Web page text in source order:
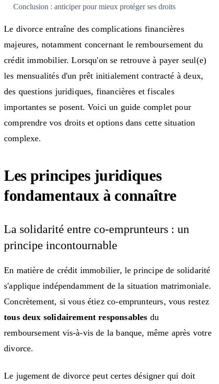
Conclusion : anticiper pour mieux protéger ses droits
Le divorce entraîne des complications financières
majeures, notamment concernant le remboursement du
crédit immobilier. Lorsqu'on se retrouve à payer seul(e)
les mensualités d'un prêt initialement contracté à deux,
des questions juridiques, financières et fiscales
importantes se posent. Voici un guide complet pour
comprendre vos droits et options dans cette situation
complexe.
Les principes juridiques
fondamentaux à connaître
La solidarité entre co-emprunteurs : un
principe incontournable
En matière de crédit immobilier, le principe de solidarité
s'applique indépendamment de la situation matrimoniale.
Concrètement, si vous étiez co-emprunteurs, vous restez
tous deux solidairement responsables du
remboursement vis-à-vis de la banque, même après votre
divorce.
Le jugement de divorce peut certes désigner qui doit